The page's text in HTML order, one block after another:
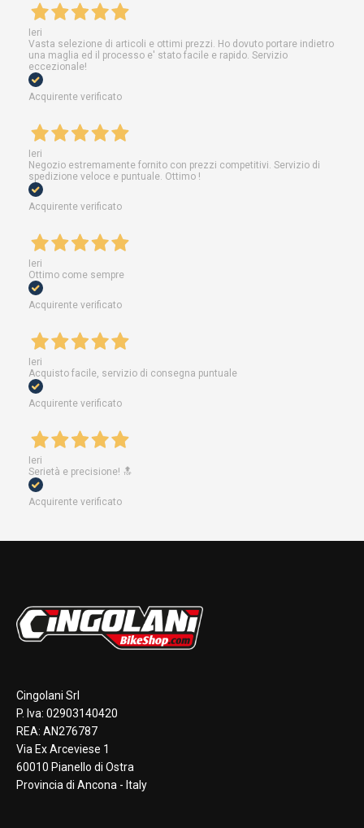
Ieri
Vasta selezione di articoli e ottimi prezzi. Ho dovuto portare indietro
una maglia ed il processo e' stato facile e rapido. Servizio
eccezionale!
Acquirente verificato
Ieri
Negozio estremamente fornito con prezzi competitivi. Servizio di
spedizione veloce e puntuale. Ottimo !
Acquirente verificato
Ieri
Ottimo come sempre
Acquirente verificato
Ieri
Acquisto facile, servizio di consegna puntuale
Acquirente verificato
Ieri
Serietà e precisione! 🔝
Acquirente verificato
Cingolani Srl
P. Iva: 02903140420
REA: AN276787
Via Ex Arceviese 1
60010 Pianello di Ostra
Provincia di Ancona - Italy